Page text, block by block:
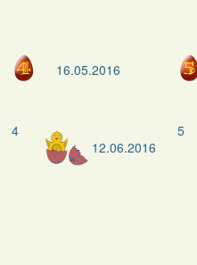
16.05.2016
4
12.06.2016
5